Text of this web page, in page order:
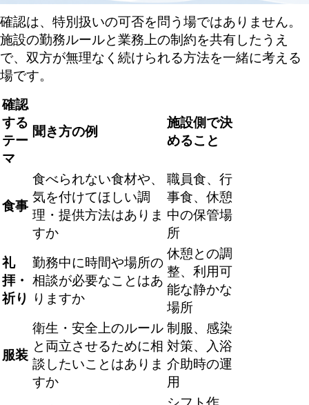
確認は、特別扱いの可否を問う場ではありません。
施設の勤務ルールと業務上の制約を共有したうえ
で、双方が無理なく続けられる方法を一緒に考える
場です。
確認
する
テー
マ
聞き方の例
施設側で決
めること
食事
食べられない食材や、
気を付けてほしい調
理・提供方法はありま
すか
職員食、行
事食、休憩
中の保管場
所
礼
拝・
祈り
勤務中に時間や場所の
相談が必要なことはあ
りますか
休憩との調
整、利用可
能な静かな
場所
服装
衛生・安全上のルール
と両立させるために相
談したいことはありま
すか
制服、感染
対策、入浴
介助時の運
用